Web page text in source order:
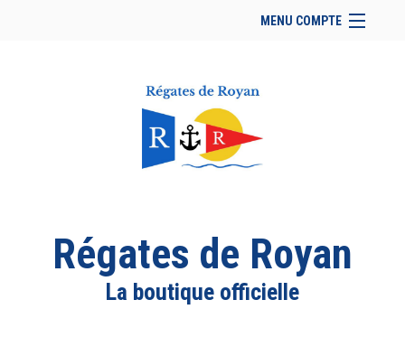
MENU COMPTE
Facebook
Se connecter
Panier (vide
Régates de Royan
La boutique officielle